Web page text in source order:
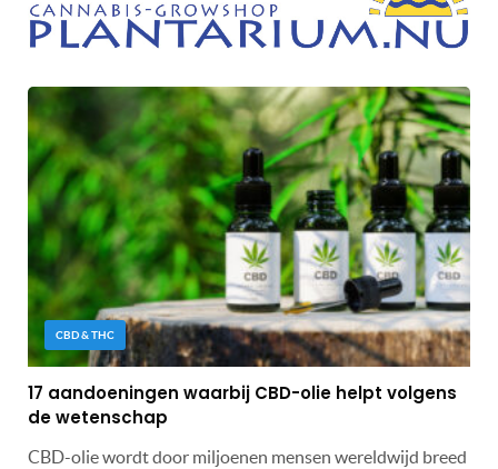
CBD & THC
17 aandoeningen waarbij CBD-olie helpt volgens
de wetenschap
CBD-olie wordt door miljoenen mensen wereldwijd breed